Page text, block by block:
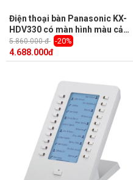
Điện thoại bàn Panasonic KX-
HDV330 có màn hình màu cảm
ứng, hỗ trợ PoE
5.860.000 đ -20%
4.688.000đ